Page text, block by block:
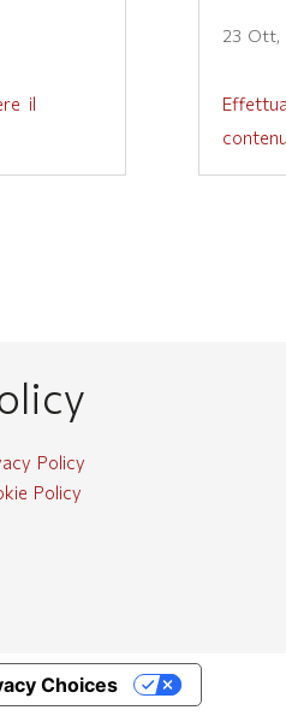
il
23 Ott,
Policy
Policy
Choices